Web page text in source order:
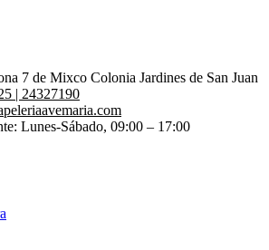
7 de Mixco Colonia Jardines de San Juan
| 24327190
Lunes-Sábado, 09:00 – 17:00